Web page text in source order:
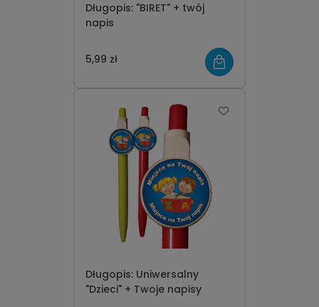
Długopis: "BIRET" + twój
napis
5,99 zł
Długopis: Uniwersalny
"Dzieci" + Twoje napisy